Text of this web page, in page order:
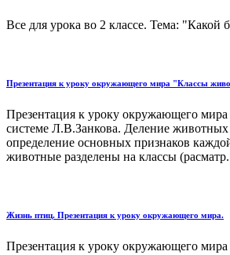
Все для урока во 2 классе. Тема: "Какой
Презентация к уроку окружающего мира "Классы
Презентация к уроку окружающего мира
системе Л.В.Занкова. Деление
определение основных признаков
животные разделены на классы
Жизнь птиц. Презентация к уроку окружающего мира.
Презентация к уроку окружающего мира